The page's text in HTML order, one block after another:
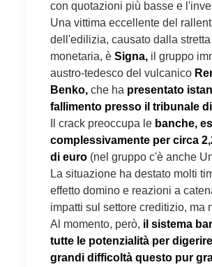
con quotazioni più basse e
Una vittima eccellente del
dell'edilizia, causato dalla stretta
monetaria, è Signa, il gruppo
austro-tedesco del vulcanico
Benko, che ha presentato
fallimento presso il tribunale
Il crack preoccupa le banche,
complessivamente per circa
di euro (nel gruppo c'è anche
La situazione ha destato molti
effetto domino e reazioni a
impatti sul settore creditizio, ma
Al momento, però, il sistema
tutte le potenzialità per
grandi difficoltà questo pur